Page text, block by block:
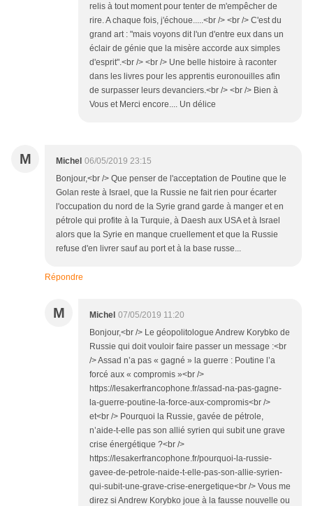
relis à tout moment pour tenter de m'empêcher de
rire. A chaque fois, j'échoue.....<br /> <br /> C'est du
grand art : "mais voyons dit l'un d'entre eux dans un
éclair de génie que la misère accorde aux simples
d'esprit".<br /> <br /> Une belle histoire à raconter
dans les livres pour les apprentis euronouilles afin
de surpasser leurs devanciers.<br /> <br /> Bien à
Vous et Merci encore.... Un délice
M Michel 06/05/2019 23:15
Bonjour,<br /> Que penser de l'acceptation de Poutine que le
Golan reste à Israel, que la Russie ne fait rien pour écarter
l'occupation du nord de la Syrie grand garde à manger et en
pétrole qui profite à la Turquie, à Daesh aux USA et à Israel
alors que la Syrie en manque cruellement et que la Russie
refuse d'en livrer sauf au port et à la base russe...
Répondre
M Michel 07/05/2019 11:20
Bonjour,<br /> Le géopolitologue Andrew Korybko de
Russie qui doit vouloir faire passer un message :<br
/> Assad n’a pas « gagné » la guerre : Poutine l’a
forcé aux « compromis »<br />
https://lesakerfrancophone.fr/assad-na-pas-gagne-
la-guerre-poutine-la-force-aux-compromis<br />
et<br /> Pourquoi la Russie, gavée de pétrole,
n’aide-t-elle pas son allié syrien qui subit une grave
crise énergétique ?<br />
https://lesakerfrancophone.fr/pourquoi-la-russie-
gavee-de-petrole-naide-t-elle-pas-son-allie-syrien-
qui-subit-une-grave-crise-energetique<br /> Vous me
direz si Andrew Korybko joue à la fausse nouvelle ou